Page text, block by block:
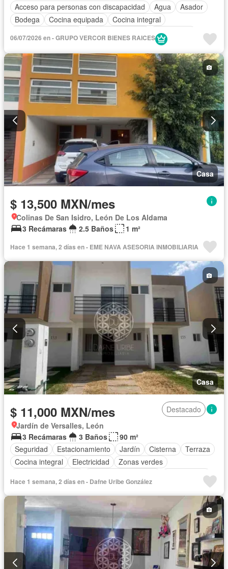
Acceso para personas con discapacidad
Agua
Asador
Bodega
Cocina equipada
Cocina integral
Electricidad
Despacho
Recámara con closet
Sala polivalente
Seguridad
Terraza
Sin amueblar
06/07/2026 en - GRUPO VERCOR BIENES RAICES
Casa
$ 13,500 MXN/mes
Colinas De San Isidro, León De Los Aldama
3 Recámaras
2.5 Baños 1 m²
Hace 1 semana, 2 días en - EME NAVA ASESORIA INMOBILIARIA
Casa
$ 11,000 MXN/mes
Destacado
Jardín de Versalles, León
3 Recámaras
3 Baños
90 m²
Seguridad
Estacionamiento Jardín Cisterna
Terraza
Cocina integral
Electricidad
Zonas verdes
Solo familias
Completamente amueblado
Hace 1 semana, 2 días en - Dafne Uribe González